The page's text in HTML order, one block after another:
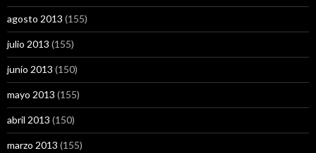
agosto 2013 (155)
julio 2013 (155)
junio 2013 (150)
mayo 2013 (155)
abril 2013 (150)
marzo 2013 (155)